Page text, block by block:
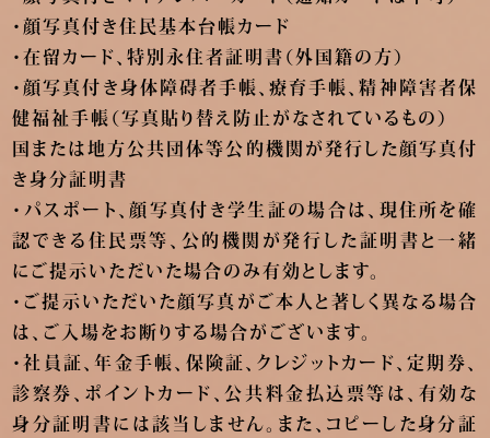
・顔写真付き住民基本台帳カード
・在留カード、特別永住者証明書（外国籍の方）
・顔写真付き身体障碍者手帳、療育手帳、精神障害者保
健福祉手帳（写真貼り替え防止がなされているもの）
国または地方公共団体等公的機関が発行した顔写真付
き身分証明書
・パスポート、顔写真付き学生証の場合は、現住所を確
認できる住民票等、公的機関が発行した証明書と一緒
にご提示いただいた場合のみ有効とします。
・ご提示いただいた顔写真がご本人と著しく異なる場合
は、ご入場をお断りする場合がございます。
・社員証、年金手帳、保険証、クレジットカード、定期券、
診察券、ポイントカード、公共料金払込票等は、有効な
身分証明書には該当しません。また、コピーした身分証